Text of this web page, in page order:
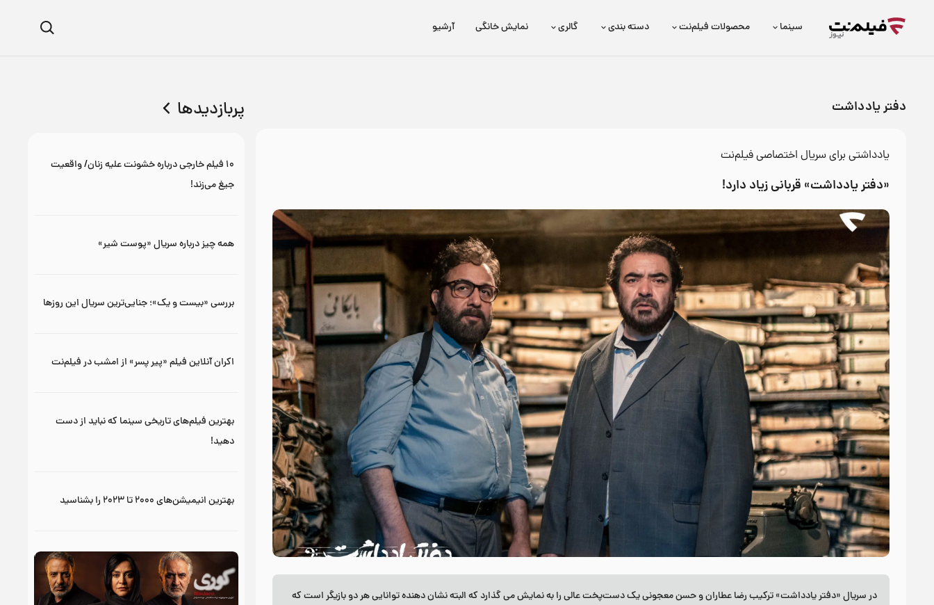
سینما محصولات فیلم‌نت دسته بندی گالری نمایش خانگی آرشیو
دفتر یادداشت
یادداشتی برای سریال اختصاصی فیلم‌نت
«دفتر یادداشت» قربانی زیاد دارد!
در سریال «دفتر یادداشت» ترکیب رضا عطاران و حسن معجونی یک دست‌پخت عالی را به نمایش می گذارد که البته نشان دهنده توانایی هر دو بازیگر است که
پربازدیدها
۱۰ فیلم خارجی درباره خشونت علیه زنان/ واقعیت
جیغ می‌زند!
همه چیز درباره سریال «پوست شیر»
بررسی «بیست و یک»؛ جنایی‌ترین سریال این روزها
اکران آنلاین فیلم «پیر پسر» از امشب در فیلم‌نت
بهترین فیلم‌های تاریخی سینما که نباید از دست
دهید!
بهترین انیمیشن‌های ۲۰۰۰ تا ۲۰۲۳ را بشناسید